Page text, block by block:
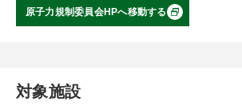
原子力規制委員会HPへ移動する
対象施設